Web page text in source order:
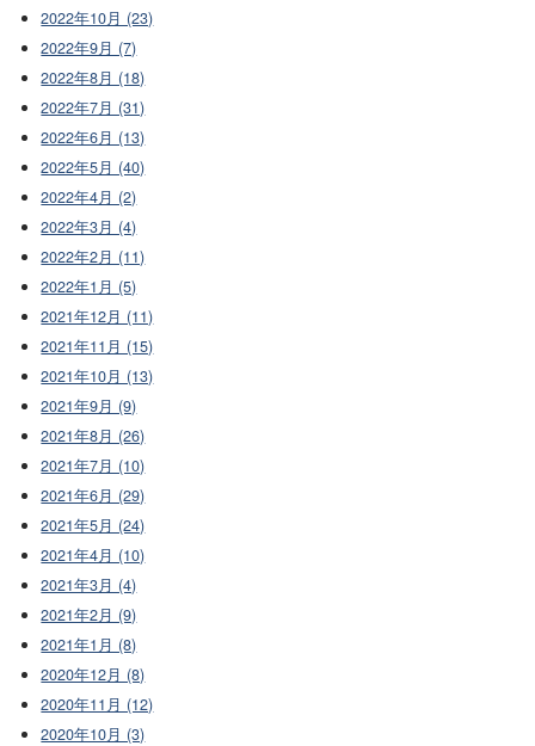
2022年10月 (23)
2022年9月 (7)
2022年8月 (18)
2022年7月 (31)
2022年6月 (13)
2022年5月 (40)
2022年4月 (2)
2022年3月 (4)
2022年2月 (11)
2022年1月 (5)
2021年12月 (11)
2021年11月 (15)
2021年10月 (13)
2021年9月 (9)
2021年8月 (26)
2021年7月 (10)
2021年6月 (29)
2021年5月 (24)
2021年4月 (10)
2021年3月 (4)
2021年2月 (9)
2021年1月 (8)
2020年12月 (8)
2020年11月 (12)
2020年10月 (3)